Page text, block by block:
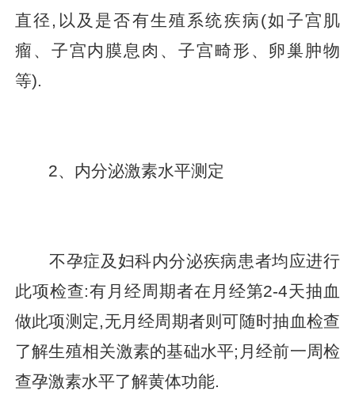
直径,以及是否有生殖系统疾病(如子宫肌
瘤、子宫内膜息肉、子宫畸形、卵巢肿物
等).
2、内分泌激素水平测定
不孕症及妇科内分泌疾病患者均应进行
此项检查:有月经周期者在月经第2-4天抽血
做此项测定,无月经周期者则可随时抽血检查
了解生殖相关激素的基础水平;月经前一周检
查孕激素水平了解黄体功能.